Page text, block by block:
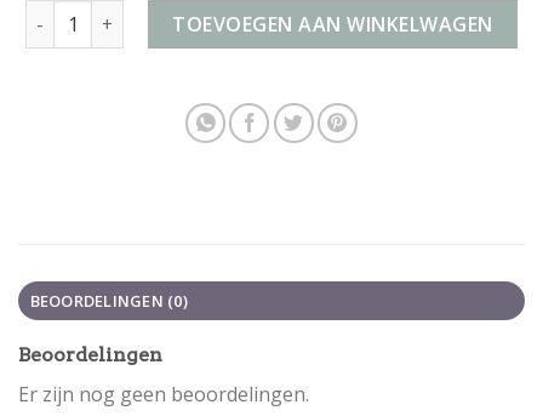
aluminium reiskoffer aantalTOEVOEGEN AAN WINKELWAGEN
BEOORDELINGEN (0)
Beoordelingen
Er zijn nog geen beoordelingen.